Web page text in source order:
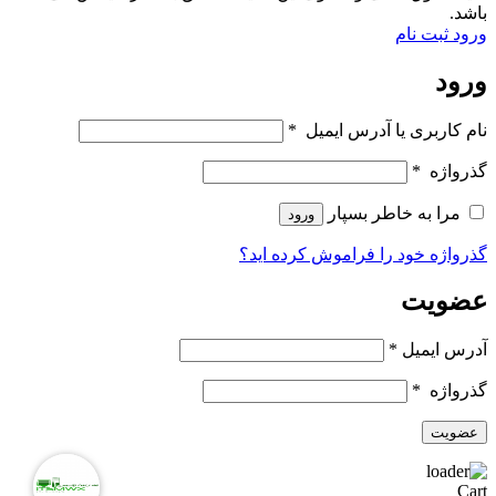
باشد.
ورود ثبت نام
ورود
نام کاربری یا آدرس ایمیل *
گذرواژه *
مرا به خاطر بسپار ورود
گذرواژه خود را فراموش کرده اید؟
عضویت
آدرس ایمیل *
گذرواژه *
عضویت
Cart